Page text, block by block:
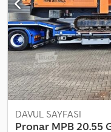
Koşullarının içeriğini
ihracat için geçerli net
İmalat yılı: 2022 Tahrik:
kapasitesi: 400 kg Toplam
Bilgileri = Daha fazla bilgi
DAVUL SAYFASI
Pronar MPB 20.55